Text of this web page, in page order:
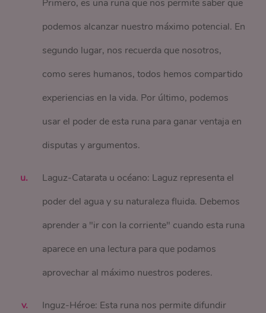
Primero, es una runa que nos permite saber que
podemos alcanzar nuestro máximo potencial. En
segundo lugar, nos recuerda que nosotros,
como seres humanos, todos hemos compartido
experiencias en la vida. Por último, podemos
usar el poder de esta runa para ganar ventaja en
disputas y argumentos.
Laguz-Catarata u océano: Laguz representa el
poder del agua y su naturaleza fluida. Debemos
aprender a "ir con la corriente" cuando esta runa
aparece en una lectura para que podamos
aprovechar al máximo nuestros poderes.
Inguz-Héroe: Esta runa nos permite difundir